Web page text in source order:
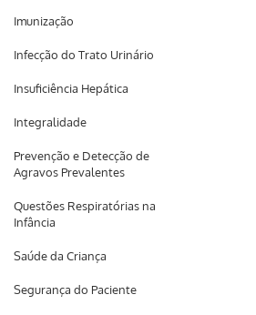
Imunização
Infecção do Trato Urinário
Insuficiência Hepática
Integralidade
Prevenção e Detecção de
Agravos Prevalentes
Questões Respiratórias na
Infância
Saúde da Criança
Segurança do Paciente